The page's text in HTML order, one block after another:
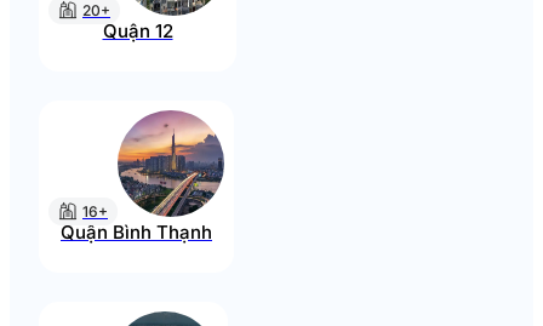
20+
Quận 12
16+
Quận Bình Thạnh